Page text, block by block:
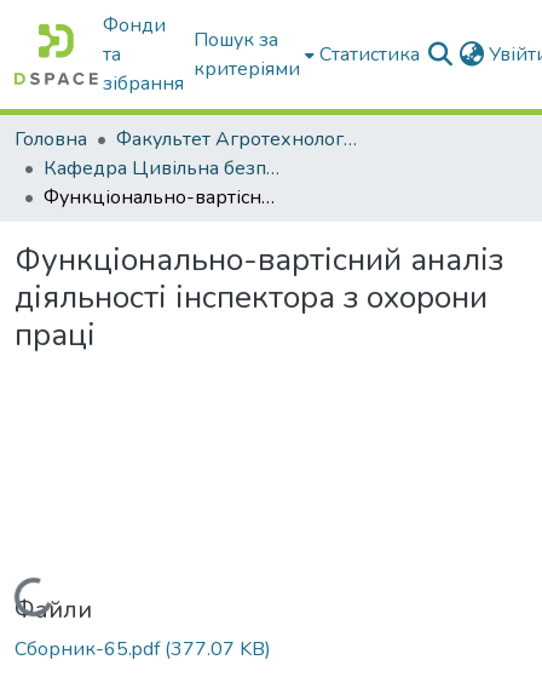
Фонди
та
зібрання
Пошук за
критеріями
Статистика
Головна
Факультет Агротехнологій та екології
Кафедра Цивільна безпека
Функціонально-вартісний аналіз діяльності інспектора з охорони праці
Функціонально-вартісний аналіз
діяльності інспектора з охорони
праці
Вантажиться...
Файли
Сборник-65.pdf(377.07 KB)